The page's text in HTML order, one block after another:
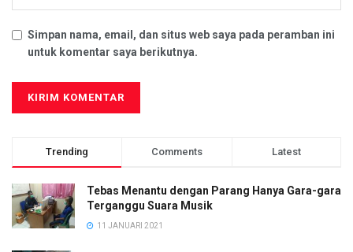
Simpan nama, email, dan situs web saya pada peramban ini
untuk komentar saya berikutnya.
Trending Comments Latest
Tebas Menantu dengan Parang Hanya Gara-gara
Terganggu Suara Musik
11 JANUARI 2021